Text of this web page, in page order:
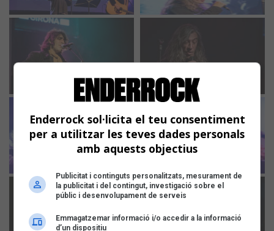
Enderrock sol·licita el teu consentiment
per a utilitzar les teves dades personals
amb aquests objectius
Publicitat i continguts personalitzats, mesurament de
la publicitat i del contingut, investigació sobre el
públic i desenvolupament de serveis
Emmagatzemar informació i/o accedir a la informació
d’un dispositiu